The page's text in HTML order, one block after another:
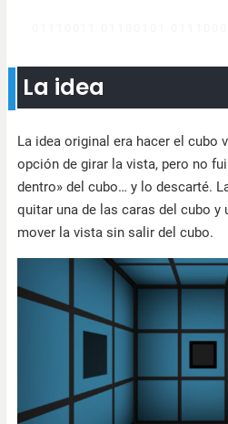
La idea
La idea original era hacer el cubo
opción de girar la vista, pero no
dentro» del cubo… y lo descarté.
quitar una de las caras del cubo y
mover la vista sin salir del cubo.